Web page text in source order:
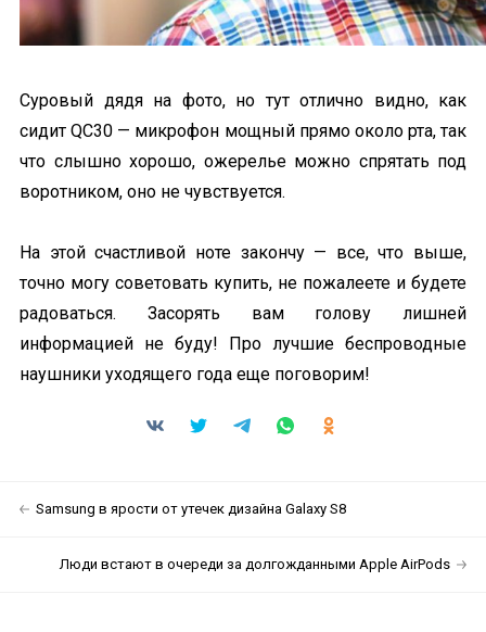
Суровый дядя на фото, но тут отлично видно, как
сидит QC30 — микрофон мощный прямо около рта, так
что слышно хорошо, ожерелье можно спрятать под
воротником, оно не чувствуется.
На этой счастливой ноте закончу — все, что выше,
точно могу советовать купить, не пожалеете и будете
радоваться. Засорять вам голову лишней
информацией не буду! Про лучшие беспроводные
наушники уходящего года еще поговорим!
Samsung в ярости от утечек дизайна Galaxy S8
Люди встают в очереди за долгожданными Apple AirPods